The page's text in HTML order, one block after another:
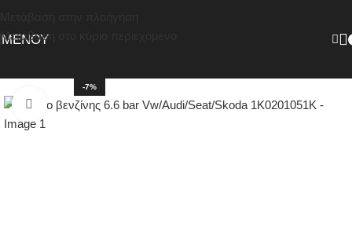
Μετάβαση στο κύριο περιεχόμενο
ΜΕΝΟΎ
-7%
Κάντε κλικ για μεγέθυνση